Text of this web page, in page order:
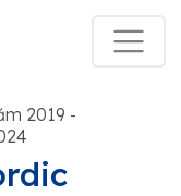
2019 -